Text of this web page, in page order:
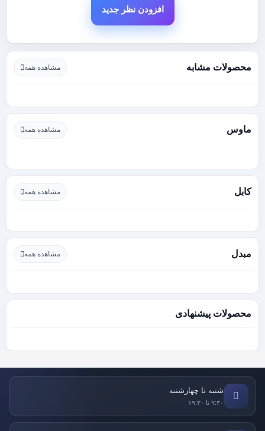
افزودن نظر جدید
محصولات مشابه مشاهده همه
ماوس مشاهده همه
کابل مشاهده همه
مبدل مشاهده همه
محصولات پیشنهادی
شنبه تا چهارشنبه
۹:۳۰ تا ۱۹:۳۰